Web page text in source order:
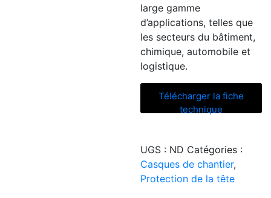
large gamme
d’applications, telles que
les secteurs du bâtiment,
chimique, automobile et
logistique.
Télécharger la fiche
technique
UGS : ND Catégories :
Casques de chantier,
Protection de la tête